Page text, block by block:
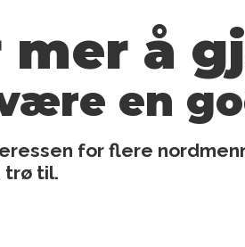
å
en
for flere
trø til.